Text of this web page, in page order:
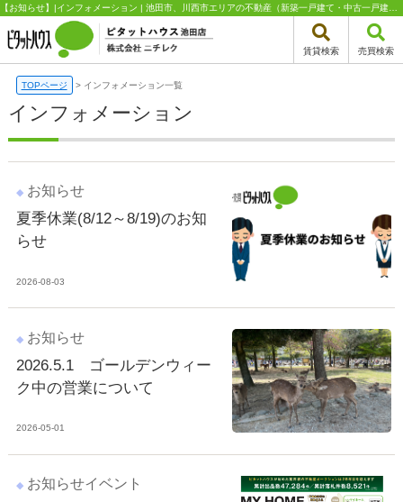
賃貸検索 売買検索
TOPページ > インフォメーション一覧
インフォメーション
お知らせ
夏季休業(8/12～8/19)のお知
らせ
2026-08-03
お知らせ
2026.5.1 ゴールデンウィー
ク中の営業について
2026-05-01
お知らせイベント